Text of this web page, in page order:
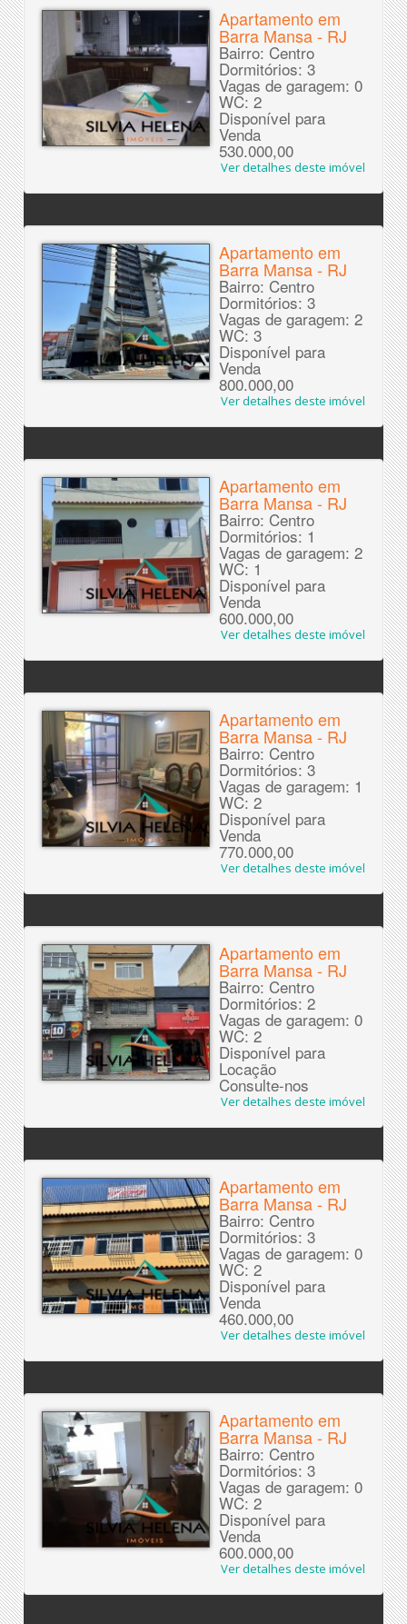
Apartamento em
Barra Mansa - RJ
Bairro: Centro
Dormitórios: 3
Vagas de garagem: 0
WC: 2
Disponível para
Venda
530.000,00
Ver detalhes deste imóvel
Apartamento em
Barra Mansa - RJ
Bairro: Centro
Dormitórios: 3
Vagas de garagem: 2
WC: 3
Disponível para
Venda
800.000,00
Ver detalhes deste imóvel
Apartamento em
Barra Mansa - RJ
Bairro: Centro
Dormitórios: 1
Vagas de garagem: 2
WC: 1
Disponível para
Venda
600.000,00
Ver detalhes deste imóvel
Apartamento em
Barra Mansa - RJ
Bairro: Centro
Dormitórios: 3
Vagas de garagem: 1
WC: 2
Disponível para
Venda
770.000,00
Ver detalhes deste imóvel
Apartamento em
Barra Mansa - RJ
Bairro: Centro
Dormitórios: 2
Vagas de garagem: 0
WC: 2
Disponível para
Locação
Consulte-nos
Ver detalhes deste imóvel
Apartamento em
Barra Mansa - RJ
Bairro: Centro
Dormitórios: 3
Vagas de garagem: 0
WC: 2
Disponível para
Venda
460.000,00
Ver detalhes deste imóvel
Apartamento em
Barra Mansa - RJ
Bairro: Centro
Dormitórios: 3
Vagas de garagem: 0
WC: 2
Disponível para
Venda
600.000,00
Ver detalhes deste imóvel